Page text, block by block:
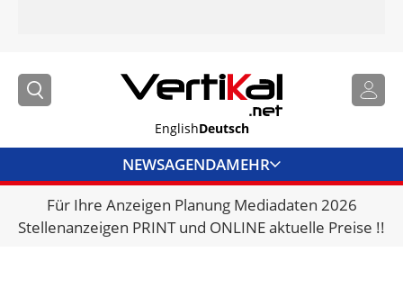
EnglishDeutsch
NEWSAGENDAMEHR
BRANCHENLINKS
VERMIETER
Für Ihre Anzeigen Planung Mediadaten 2026
Stellenanzeigen PRINT und ONLINE aktuelle Preise !!